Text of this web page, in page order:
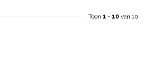
Toon 1 - 10 van 10